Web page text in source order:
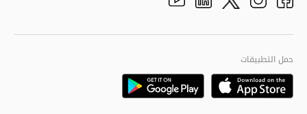
الهيكل التنظيمي
الجودة العالمية
مراكز خدمة أبوظبى
Facebook
Instagram
Twitter
Linkedin
Youtube
حمل التطبيقات
Google
Playstore